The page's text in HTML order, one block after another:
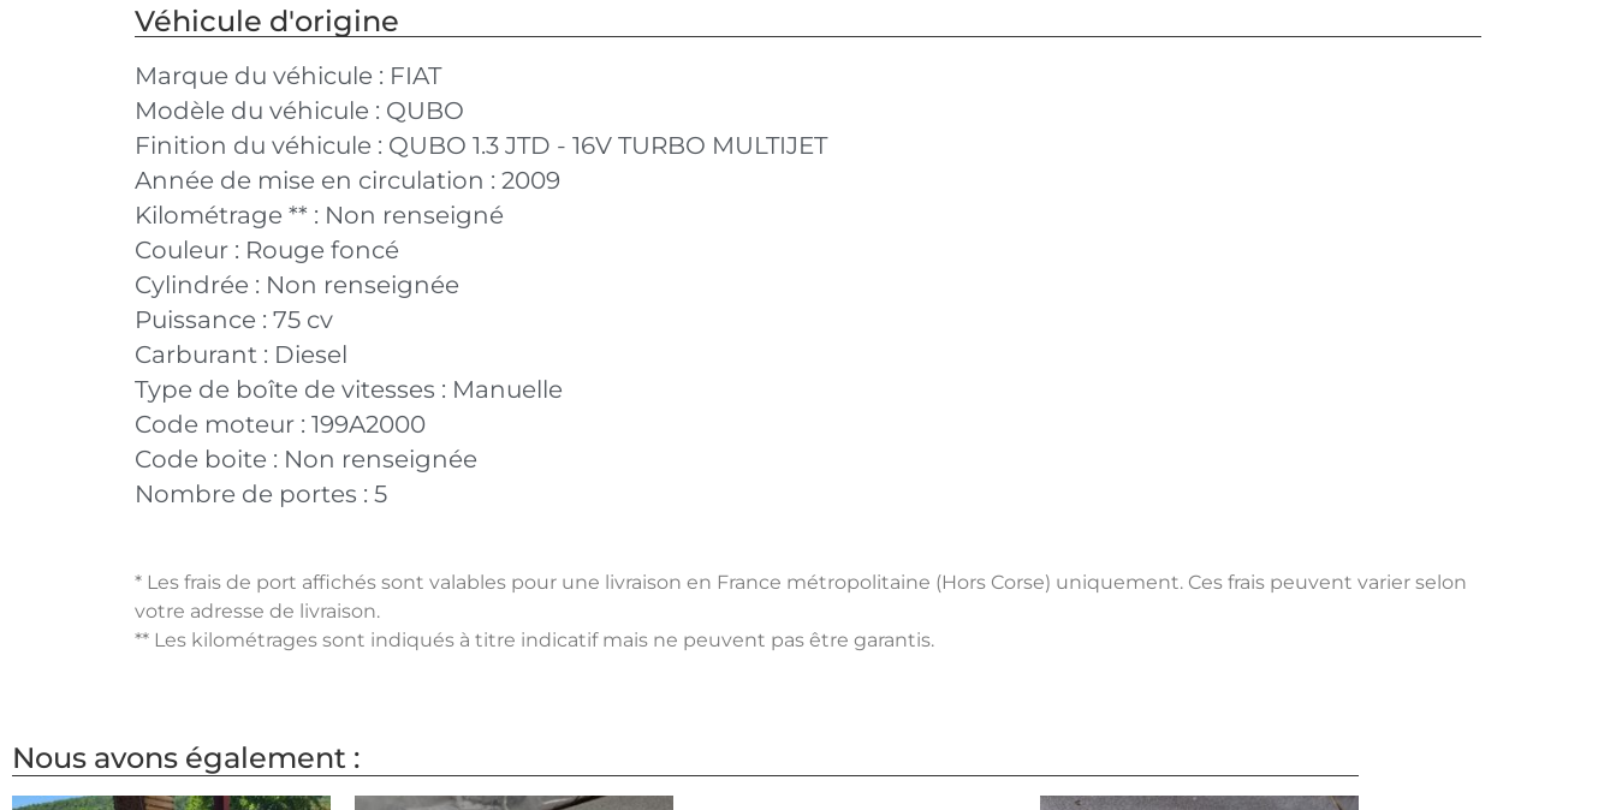
Véhicule d'origine
Marque du véhicule : FIAT
Modèle du véhicule : QUBO
Finition du véhicule : QUBO 1.3 JTD - 16V TURBO MULTIJET
Année de mise en circulation : 2009
Kilométrage ** : Non renseigné
Couleur : Rouge foncé
Cylindrée : Non renseignée
Puissance : 75 cv
Carburant : Diesel
Type de boîte de vitesses : Manuelle
Code moteur : 199A2000
Code boite : Non renseignée
Nombre de portes : 5
* Les frais de port affichés sont valables pour une livraison en France métropolitaine (Hors Corse) uniquement. Ces frais peuvent varier selon
votre adresse de livraison.
** Les kilométrages sont indiqués à titre indicatif mais ne peuvent pas être garantis.
Nous avons également :